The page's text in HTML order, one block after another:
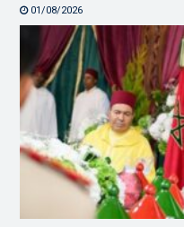
01/08/2026